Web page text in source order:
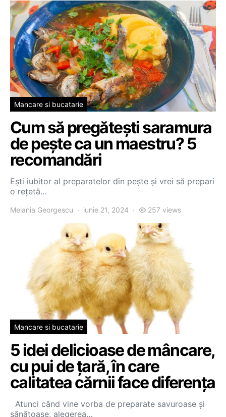
Mancare si bucatarie
Cum să pregătești saramura
de pește ca un maestru? 5
recomandări
Ești iubitor al preparatelor din pește și vrei să prepari
o rețetă…
Melania Georgescu iunie 21, 2024 257 views
Mancare si bucatarie
5 idei delicioase de mâncare,
cu pui de țară, în care
calitatea cărnii face diferența
Atunci când vine vorba de preparate savuroase și
sănătoase, alegerea…